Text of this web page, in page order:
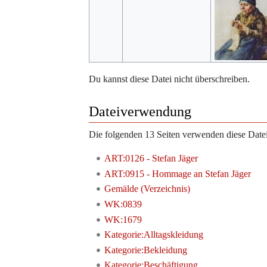
Du kannst diese Datei nicht überschreiben.
Dateiverwendung
Die folgenden 13 Seiten verwenden diese
ART:0126 - Stefan Jäger
ART:0915 - Hommage an Stefan Jäger
Gemälde (Verzeichnis)
WK:0839
WK:1679
Kategorie:Alltagskleidung
Kategorie:Bekleidung